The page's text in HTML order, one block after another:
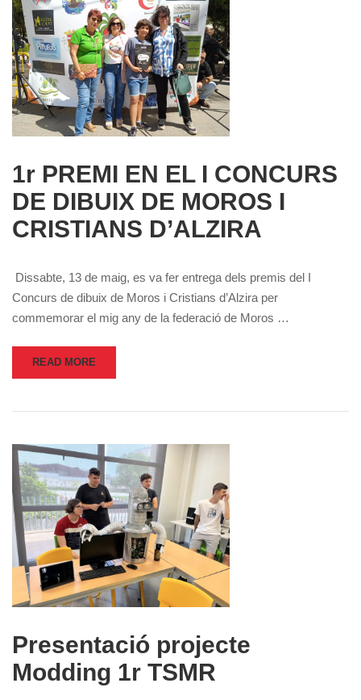
1r PREMI EN EL I CONCURS
DE DIBUIX DE MOROS I
CRISTIANS D’ALZIRA
Dissabte, 13 de maig, es va fer entrega dels premis del I
Concurs de dibuix de Moros i Cristians d’Alzira per
commemorar el mig any de la federació de Moros …
READ MORE
Presentació projecte
Modding 1r TSMR